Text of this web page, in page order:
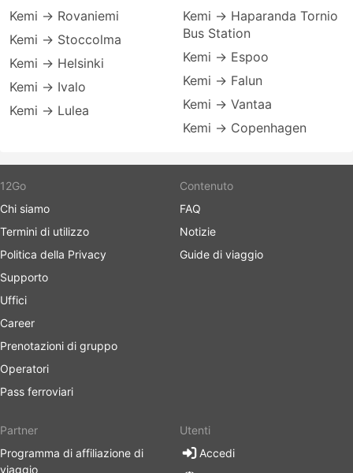
Kemi → Rovaniemi
Kemi → Stoccolma
Kemi → Helsinki
Kemi → Ivalo
Kemi → Lulea
Kemi → Haparanda Tornio
Bus Station
Kemi → Espoo
Kemi → Falun
Kemi → Vantaa
Kemi → Copenhagen
12Go
Chi siamo
Termini di utilizzo
Politica della Privacy
Supporto
Uffici
Career
Prenotazioni di gruppo
Operatori
Pass ferroviari
Contenuto
FAQ
Notizie
Guide di viaggio
Partner
Programma di affiliazione di
viaggio
Utenti
Accedi